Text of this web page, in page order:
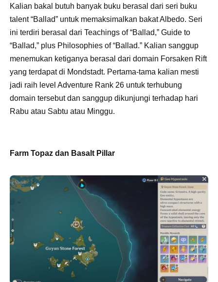
Kalian bakal butuh banyak buku berasal dari seri buku
talent “Ballad” untuk memaksimalkan bakat Albedo. Seri
ini terdiri berasal dari Teachings of “Ballad,” Guide to
“Ballad,” plus Philosophies of “Ballad.” Kalian sanggup
menemukan ketiganya berasal dari domain Forsaken Rift
yang terdapat di Mondstadt. Pertama-tama kalian mesti
jadi raih level Adventure Rank 26 untuk terhubung
domain tersebut dan sanggup dikunjungi terhadap hari
Rabu atau Sabtu atau Minggu.
Farm Topaz dan Basalt Pillar